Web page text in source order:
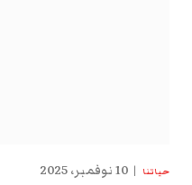
حياتنا 10 نوفمبر، 2025